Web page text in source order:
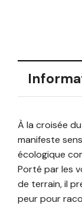
À la croisée
manifeste
écologique
Porté par les
de terrain, il
peur pour